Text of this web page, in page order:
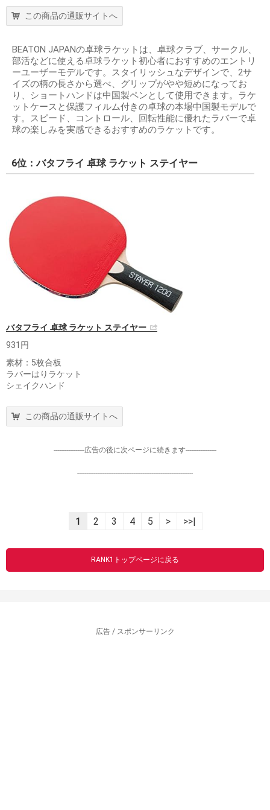
この商品の通販サイトへ
BEATON JAPANの卓球ラケットは、卓球クラブ、サークル、
部活などに使える卓球ラケット初心者におすすめのエントリ
ーユーザーモデルです。スタイリッシュなデザインで、2サ
イズの柄の長さから選べ、グリップがやや短めになってお
り、ショートハンドは中国製ペンとして使用できます。ラケ
ットケースと保護フィルム付きの卓球の本場中国製モデルで
す。スピード、コントロール、回転性能に優れたラバーで卓
球の楽しみを実感できるおすすめのラケットです。
6位：バタフライ 卓球 ラケット ステイヤー
バタフライ 卓球 ラケット ステイヤー
931円
素材：5枚合板
ラバーはりラケット
シェイクハンド
この商品の通販サイトへ
-----------------広告の後に次ページに続きます-----------------
----------------------------------------------------------------
1 2 3 4 5 > >>|
RANK1トップページに戻る
広告 / スポンサーリンク